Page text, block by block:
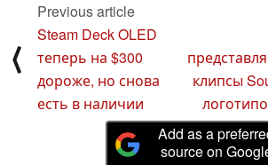
⟨
Previous article
Steam Deck OLED
теперь на $300
дороже, но снова
есть в наличии
клипсы
Add as a
source on